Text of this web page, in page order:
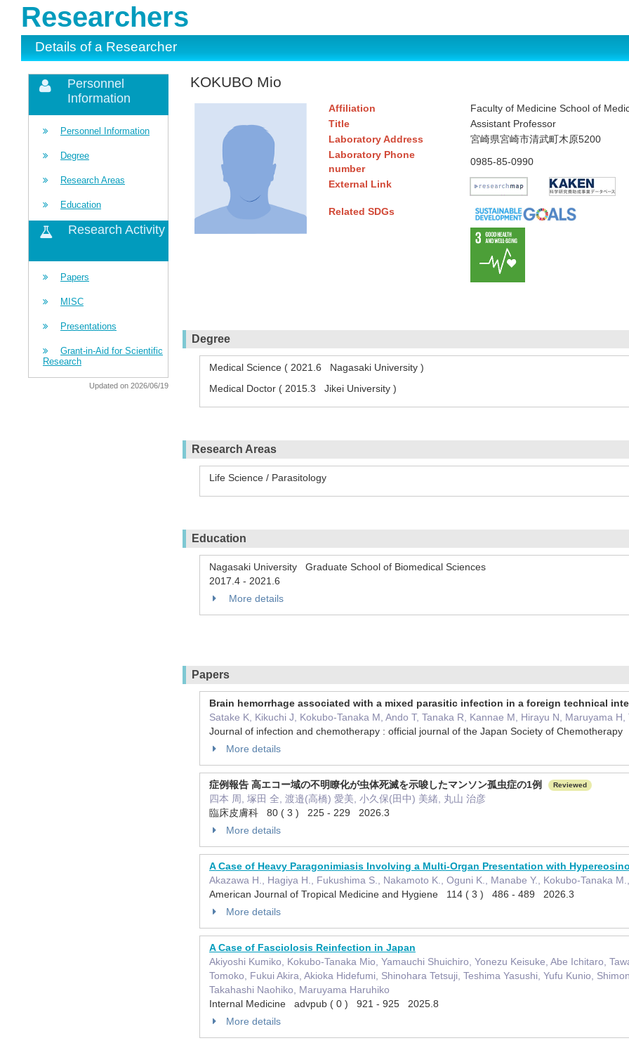
Researchers
Details of a Researcher
Personnel
Information
Personnel Information
Degree
Research Areas
Education
Research Activity
Papers
MISC
Presentations
Grant-in-Aid for Scientific
Research
Updated on 2026/06/19
KOKUBO Mio
Affiliation
Faculty of Medicine School of
Title
Assistant Professor
Laboratory Address
宮崎県宮崎市清武町木原5200
Laboratory Phone
number
0985-85-0990
External Link
Related SDGs
Degree
Medical Science ( 2021.6 Nagasaki University )
Medical Doctor ( 2015.3 Jikei University )
Research Areas
Life Science / Parasitology
Education
Nagasaki University Graduate School of Biomedical Sciences
2017.4 - 2021.6
More details
Papers
Brain hemorrhage associated with a mixed parasitic infection in a foreign technical
Satake K, Kikuchi J, Kokubo-Tanaka M, Ando T, Tanaka R, Kannae M, Hirayu N, Maruyama
Journal of infection and chemotherapy : official journal of the Japan Society of
More details
症例報告 高エコー域の不明瞭化が虫体死滅を示唆したマンソン孤虫症の1例 Reviewed
四本 周, 塚田 全, 渡邉(高橋) 愛美, 小久保(田中) 美緒, 丸山 治彦
臨床皮膚科 80 ( 3 ) 225 - 229 2026.3
More details
A Case of Heavy Paragonimiasis Involving a Multi-Organ Presentation with
Akazawa H., Hagiya H., Fukushima S., Nakamoto K., Oguni K., Manabe Y., Kokubo-Tanaka
American Journal of Tropical Medicine and Hygiene 114 ( 3 ) 486 - 489 2026.3
More details
A Case of Fasciolosis Reinfection in Japan
Akiyoshi Kumiko, Kokubo-Tanaka Mio, Yamauchi Shuichiro, Yonezu Keisuke, Abe Ichitaro,
Tomoko, Fukui Akira, Akioka Hidefumi, Shinohara Tetsuji, Teshima Yasushi, Yufu Kunio,
Takahashi Naohiko, Maruyama Haruhiko
Internal Medicine advpub ( 0 ) 921 - 925 2025.8
More details